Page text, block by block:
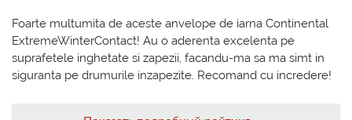
Foarte multumita de aceste anvelope de iarna Continental
ExtremeWinterContact! Au o aderenta excelenta pe
suprafetele inghetate si zapezii, facandu-ma sa ma simt in
siguranta pe drumurile inzapezite. Recomand cu incredere!